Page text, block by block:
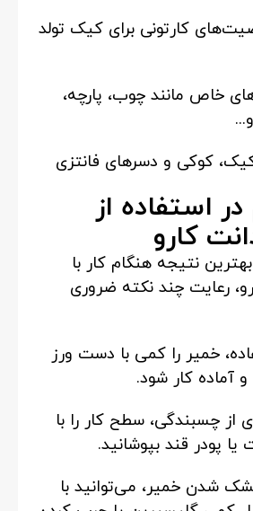
کارتونی برای کیک تولد
خاص مانند چوب، پارچه،
کوکی و دسرهای فانتزی
استفاده از
کارو
نتیجه هنگام کار با
رعایت چند نکته ضروری
خمیر را کمی با دست ورز
و آماده کار شود.
از چسبندگی، سطح کار را با
پودر قند بپوشانید.
شدن خمیر، می‌توانید با